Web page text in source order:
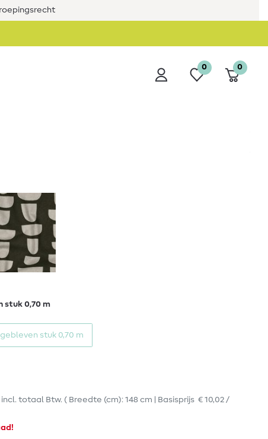
0 0
stuk 0,70 m
stuk 0,70 m
incl. totaal Btw. ( Breedte (cm): 148 cm | Basisprijs € 10,02 /